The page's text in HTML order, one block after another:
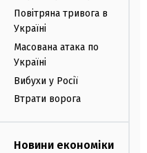
Повітряна тривога в
Україні
Масована атака по
Україні
Вибухи у Росії
Втрати ворога
Новини економіки